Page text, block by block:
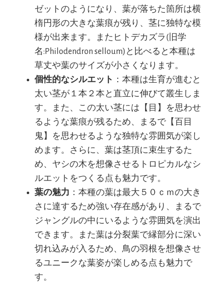
ゼットのようになり、葉が落ちた箇所は横
楕円形の大きな葉痕が残り、茎に独特な模
様が出来ます。またヒトデカズラ(旧学
名:Philodendron selloum)と比べると本種は
草丈や葉のサイズが小さくなります。
個性的なシルエット
：本種は生育が進むと
太い茎が１本２本と直立に伸びて叢生しま
す。また、この太い茎には【目】を思わせ
るような葉痕が残るため、まるで【百目
鬼】を思わせるような独特な雰囲気が楽し
めます。さらに、葉は茎頂に束生するた
め、ヤシの木を想像させるトロピカルなシ
ルエットをつくる点も魅力です。
葉の魅力 ：本種の葉は最大５０ｃｍの大き
さに達するため強い存在感があり、まるで
ジャングルの中にいるような雰囲気を演出
できます。また葉は分裂葉で縁部分に深い
切れ込みが入るため、鳥の羽根を想像させ
るユニークな葉姿が楽しめる点も魅力で
す。